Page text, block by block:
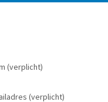
(verplicht)
(verplicht)